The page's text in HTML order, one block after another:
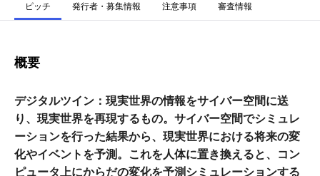
ピッチ 発行者・募集情報 注意事項 審査情報
概要
デジタルツイン：現実世界の情報をサイバー空間に送
り、現実世界を再現するもの。サイバー空間でシミュレ
ーションを行った結果から、現実世界における将来の変
化やイベントを予測。これを人体に置き換えると、コン
ピュータ上にからだの変化を予測シミュレーションする